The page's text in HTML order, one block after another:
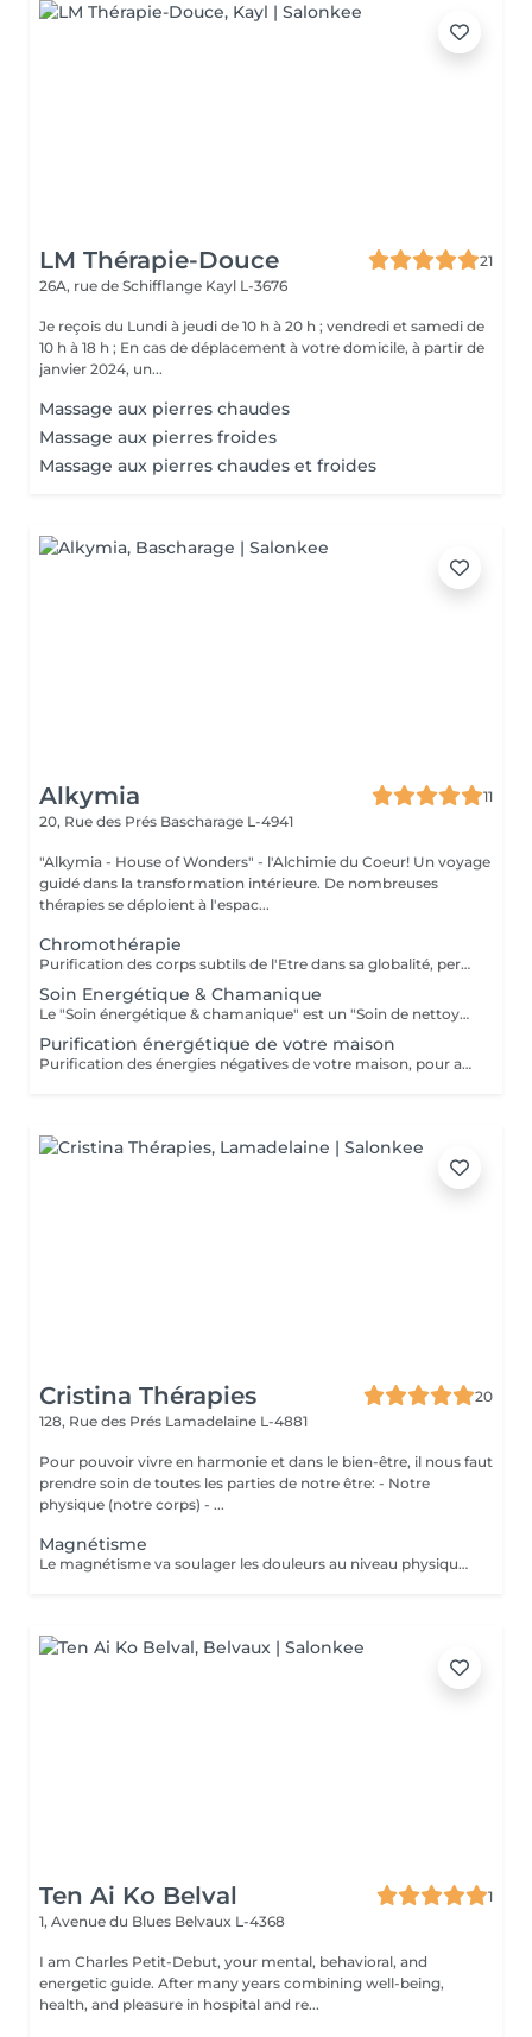
LM Thérapie-Douce
21
26A, rue de Schifflange Kayl L-3676
Je reçois du Lundi à jeudi de 10 h à 20 h ; vendredi et samedi de
10 h à 18 h ; En cas de déplacement à votre domicile, à partir de
janvier 2024, un...
Massage aux pierres chaudes
Massage aux pierres froides
Massage aux pierres chaudes et froides
Alkymia
11
20, Rue des Prés Bascharage L-4941
"Alkymia - House of Wonders" - l'Alchimie du Coeur! Un voyage
guidé dans la transformation intérieure. De nombreuses
thérapies se déploient à l'espac...
Chromothérapie
Purification des corps subtils de l'Etre dans sa globalité, permet une meilleure connexion à soi, une relaxation intense, un meilleur ancrage et une clarté d'esprit...
Soin Energétique & Chamanique
Le "Soin énergétique & chamanique" est un "Soin de nettoyage spirituel" qui vous aidera à connaître efficacement et à éradiquer toute attaque sur vos énergies. Le nettoyage de votre champ d'énergie vous permettra de vivre en harmonie et en harmonie avec le flux positif d'énergie dans l'Univers. Vous apprendrez à transformer votre vie et à profiter d'un plus grand équilibre et d'une plus grande paix. Ce nettoyage vous protégera des mauvaises énergies, de l'envie, des cordons d'énergie, des vampires psychiques et de toutes sortes d'énergies néfastes qui ne vous ***Des Forfaits - pack de plusieurs Séances en fonction des blocages à traiter sont en place sur demande***
Purification énergétique de votre maison
Purification des énergies négatives de votre maison, pour améliorer votre bien-être, surtout lors de changements de vie ou après des événements marquants. Je vous conseillerais également sur les méthodes adéquates d'entretien et de purification suivant votre demeure et la localisation de celle-ci. Inclus dans le tarif, mon déplacement à votre domicile. *** Pour ce service; je vous contacterais suite à votre réservation. Ceci pour demander des renseignements au sujet des dimensions de votre habitation, adresse etc. Pour des raisons d'organisation et d'engagement sérieux de votre part, un acompte de 100€ est demandé et est à payer pour valider cette prestation, ceci de suite après votre réservation. L'acompte sera déduit du solde, qui celui-ci sera à payer sur place à la fin du travail. En cas de non respect du RV, l'acompte ne sera pas remboursé. Est à considérer un RV non respecté lorsque: => Vous n'êtes pas à votre domicile quand je me déplacerais chez vous. => Un RV décommandé moins de 24 hrs avant le RV fixé. Le paiement de l'acompte peut se faire par; => Payconiq (s/n° 00352 691 888 051) ou => Par virement à la Banque Raiffeisen LU46 0099 7800 0099 7882 Nom du bénéficiaire: Helena SCHREIBER-ALVES TEIXEIRA Merci pour votre compréhension.
Cristina Thérapies
20
128, Rue des Prés Lamadelaine L-4881
Pour pouvoir vivre en harmonie et dans le bien-être, il nous faut
prendre soin de toutes les parties de notre être: - Notre
physique (notre corps) - ...
Magnétisme
Le magnétisme va soulager les douleurs au niveau physique: fibromyalgie, douleurs musculaires, mal de dos, sciatiques, douleurs au niveau des articulations, arthroses, migraines, problèmes de digestion, cicatrisation (après une opération par exemple) ... Il va agir en tant que coupe feu, sur brûlures physiques ou soulagement lors des séances de chimiothérapie ou radiothérapie... Ainsi que sur l'insomnie, le stress, l'angoisse, la dépression, la fatigue... Attention, les séances de magnétisme peuvent être pratiquées à titre préventif ou en accompagnement des soins médicaux, mais ne peuvent en aucun cas, se substituer aux traitements médicaux. Paiement sur place en espèces.
Ten Ai Ko Belval
1
1, Avenue du Blues Belvaux L-4368
I am Charles Petit-Debut, your mental, behavioral, and
energetic guide. After many years combining well-being,
health, and pleasure in hospital and re...